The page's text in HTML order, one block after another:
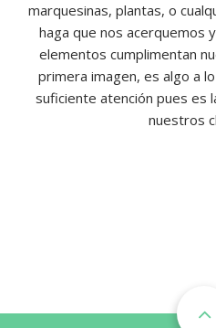
marquesinas, plantas, o
haga que nos acerquemos
elementos cumplimentan
primera imagen, es algo a
suficiente atención pues es
nuestros